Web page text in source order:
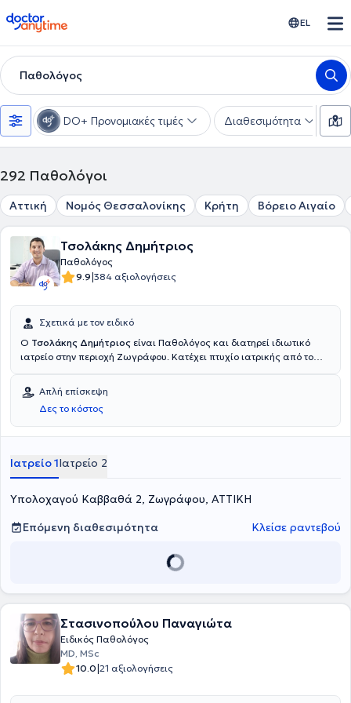
doctoranytime EL
Παθολόγος
DO+ Προνομιακές τιμές Διαθεσιμότητα
292 Παθολόγοι
Αττική Νομός Θεσσαλονίκης Κρήτη Βόρειο Αιγαίο
Τσολάκης Δημήτριος
Παθολόγος
9.9|384 αξιολογήσεις
Σχετικά με τον ειδικό
Ο Τσολάκης Δημήτριος είναι Παθολόγος και διατηρεί ιδιωτικό
ιατρείο στην περιοχή Ζωγράφου. Κατέχει πτυχίο ιατρικής από το
ειδικότητά του στην Παθολογία στο Γενικό Νοσοκομείο "Ελπίς".
Σήμερα, πέραν του ιδιωτικού του ιατρείου είναι και συνεργάτης του
ιδιωτικού θεραπευτηρίου “Metropolitan”. Τέλος, από το 2007
παρακολουθεί ανελλιπώς συνέδρια, ημερίδες και ετήσια σεμινάρια
εξειδίκευσής του.
Απλή επίσκεψη
Δες το κόστος
Ιατρείο 1Ιατρείο 2
Υπολοχαγού Καββαθά 2, Ζωγράφου, ΑΤΤΙΚΗ
Επόμενη διαθεσιμότητα
Κλείσε ραντεβού
Στασινοπούλου Παναγιώτα
Ειδικός Παθολόγος
MD, MSc
10.0|21 αξιολογήσεις